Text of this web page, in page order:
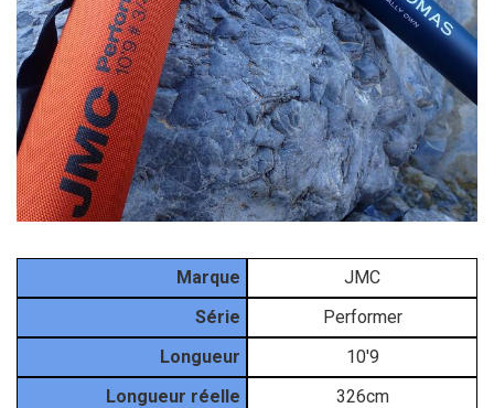
Marque
JMC
Série
Performer
Longueur
10'9
Longueur réelle
326cm